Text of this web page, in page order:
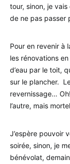
tour, sinon, je
de ne pas passer
Pour en revenir à
les rénovations
d’eau par le toit,
sur le plancher.
revernissage…
l’autre, mais
J’espère pouvoir
soirée, sinon, je
bénévolat,